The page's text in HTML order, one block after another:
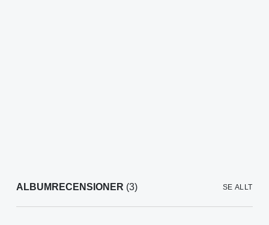
ALBUMRECENSIONER (3) SE ALLT